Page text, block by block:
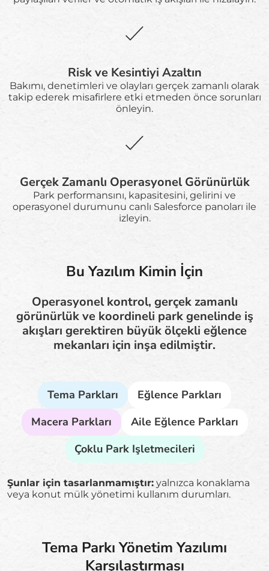
Risk ve Kesintiyi Azaltın
Bakımı, denetimleri ve olayları gerçek zamanlı olarak
takip ederek misafirlere etki etmeden önce sorunları
önleyin.
Gerçek Zamanlı Operasyonel Görünürlük
Park performansını, kapasitesini, gelirini ve
operasyonel durumunu canlı Salesforce panoları ile
izleyin.
Bu Yazılım Kimin İçin
Operasyonel kontrol, gerçek zamanlı
görünürlük ve koordineli park genelinde iş
akışları gerektiren büyük ölçekli eğlence
mekanları için inşa edilmiştir.
Tema Parkları
Eğlence Parkları
Macera Parkları
Aile Eğlence Parkları
Çoklu Park Işletmecileri
Şunlar için tasarlanmamıştır: yalnızca konaklama
veya konut mülk yönetimi kullanım durumları.
Tema Parkı Yönetim Yazılımı
Karşılaştırması